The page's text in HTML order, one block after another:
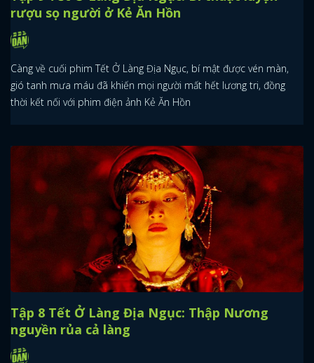
rượu sọ người ở Kẻ Ăn Hồn
Càng về cuối phim Tết Ở Làng Địa Ngục, bí mật được vén màn,
gió tanh mưa máu đã khiến mọi người mất hết lương tri, đồng
thời kết nối với phim điện ảnh Kẻ Ăn Hồn
Tập 8 Tết Ở Làng Địa Ngục: Thập Nương
nguyền rủa cả làng